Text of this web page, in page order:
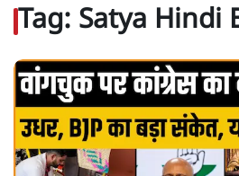
Tag: Satya Hindi